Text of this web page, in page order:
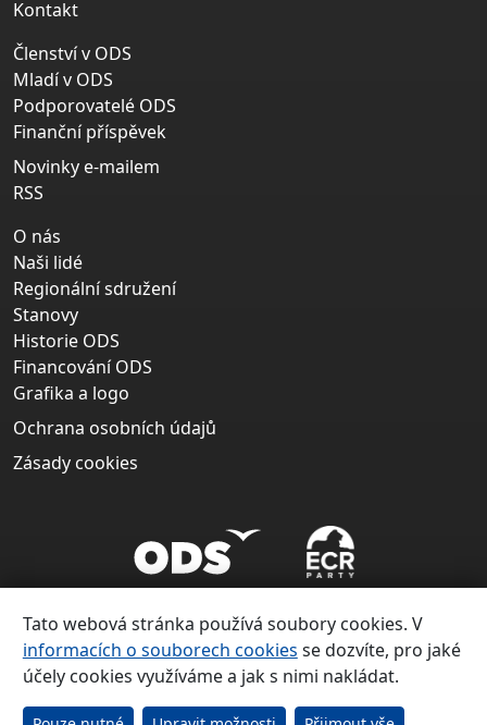
Kontakt
Členství v ODS
Mladí v ODS
Podporovatelé ODS
Finanční příspěvek
Novinky e-mailem
RSS
O nás
Naši lidé
Regionální sdružení
Stanovy
Historie ODS
Financování ODS
Grafika a logo
Ochrana osobních údajů
Zásady cookies
Copyright ©
Občanská demokratická strana 1991 – 2026
Tato webová stránka používá soubory cookies. V
informacích o souborech cookies se dozvíte, pro jaké
účely cookies využíváme a jak s nimi nakládat.